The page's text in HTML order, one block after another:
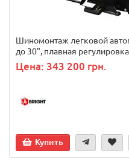
Шиномонтаж легковой
до 30", плавная
Цена: 343 200 грн.
Купить